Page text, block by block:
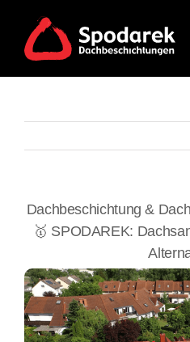
content
Dachbeschichtung &
🥇 SPODAREK: